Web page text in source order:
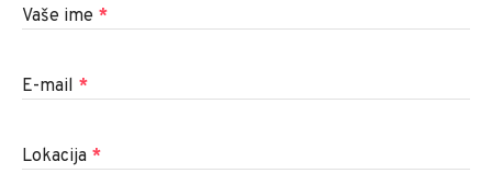
Vaše ime *
E-mail *
Lokacija *